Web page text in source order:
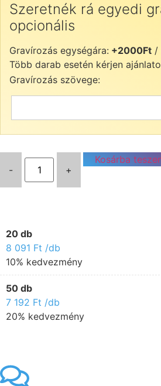
Szeretnék rá egyedi
opcionális
Gravírozás egységára: +2000Ft /
Több darab esetén kérjen
Gravírozás szövege:
- +
Kosárba
20 db
8 091 Ft /db
10% kedvezmény
50 db
7 192 Ft /db
20% kedvezmény